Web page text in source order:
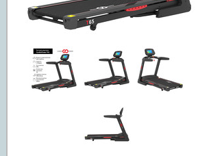
Гантели и штанги(4)
Реабилитация и лечение
Инверсионные столы
Массажные столы
Вибромассажеры
Массажные кресла
Детские спортивные комплексы